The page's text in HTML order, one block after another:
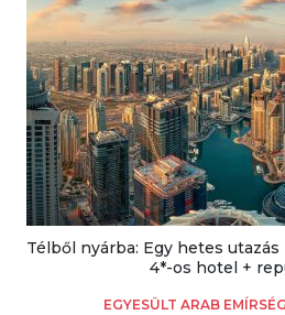
Télből nyárba: Egy hetes utazás
4*-os hotel +
EGYESÜLT ARAB